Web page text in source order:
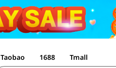
Taobao 1688 Tmall